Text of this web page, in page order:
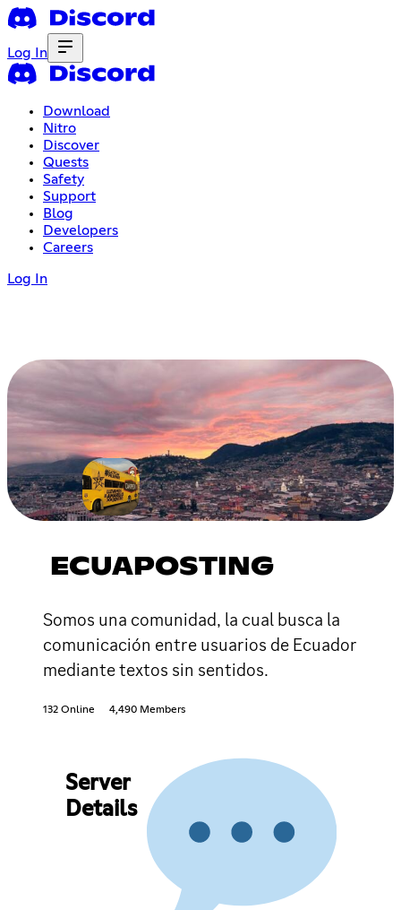
Log In
Download
Nitro
Discover
Quests
Safety
Support
Blog
Developers
Careers
Log In
ECUAPOSTING
Somos una comunidad, la cual busca la
comunicación entre usuarios de Ecuador
mediante textos sin sentidos.
132 Online 4,490 Members
Server
Details